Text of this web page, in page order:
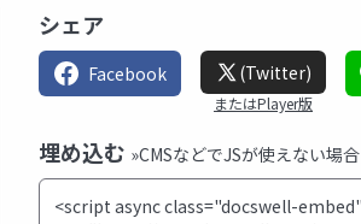
シェア
Facebook (Twitter)
またはPlayer版
埋め込む »CMSなどでJSが使えない場合